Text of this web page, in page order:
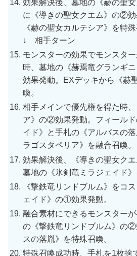
効果解決後、墓地の《赫の聖
に《導きの聖女クエム》の②
《赫の聖女カルテシア》を特殊
↓ 相手ターン
モンスターの効果でモンスタ
時、墓地の《赫焉竜グランギ
効果発動。EXデッキから《赫
喚。
相手メインで優先権を得た時
ア》の②効果発動。フィールド
イド》と手札の《アルバスの
ラゴスタペリア》を融合召喚。
効果解決後、《導きの聖女ク
墓地の《氷剣竜ミラジェイド》
《撃鉄竜リンドブルム》をコ
ェイド》の①効果発動。
融合素材にできるモンスター
の《撃鉄竜リンドブルム》の
スの落胤》を特殊召喚。
特殊召喚成功時、手札を1枚捨